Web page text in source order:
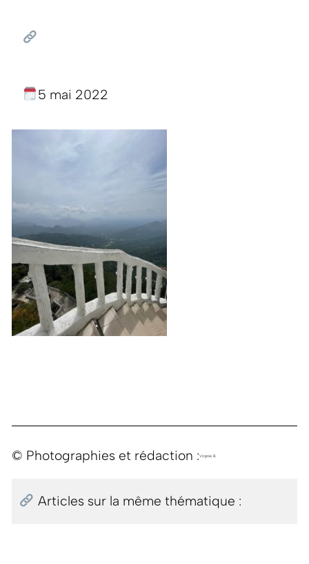
5 mai 2022
© Photographies et rédaction :Virginie B.
Articles sur la même thématique :